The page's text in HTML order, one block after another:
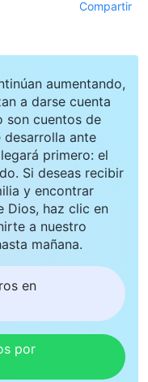
Compartir
aumentando,
a darse cuenta
son cuentos de
desarrolla ante
primero: el
Si deseas recibir
y encontrar
Dios, haz clic en
a nuestro
mañana.
en
por